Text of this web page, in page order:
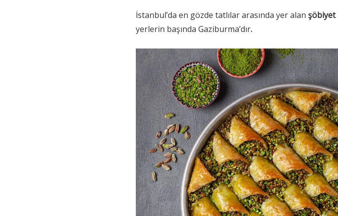
İstanbul’da en gözde tatlılar arasında yer alan şöbiyet
yerlerin başında Gaziburma’dır.